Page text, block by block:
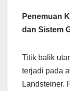
Penemuan
dan Sistem
Titik balik
terjadi pada
Landsteiner.